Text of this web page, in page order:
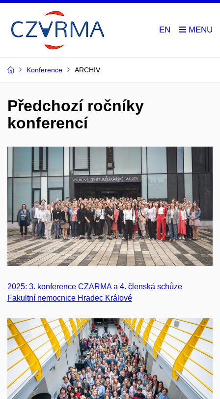
EN
Konference ARCHIV
Předchozí ročníky
konferencí
2025: 3. konference CZARMA a 4. členská schůze
Fakultní nemocnice Hradec Králové